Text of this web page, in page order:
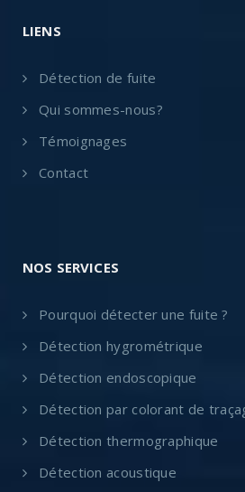
LIENS
Détection de fuite
Qui sommes-nous?
Témoignages
Contact
NOS SERVICES
Pourquoi détecter une fuite ?
Détection hygrométrique
Détection endoscopique
Détection par colorant de
Détection thermographique
Détection acoustique